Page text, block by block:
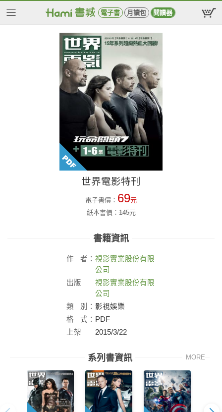
電子書 月讀包 閱讀器
世界電影特刊
電子書價： 69元
紙本書價：145元
書籍資訊
作 者： 視影實業股份有限
公司
出版
視影實業股份有限
公司
類
別： 影視娛樂
格
式： PDF
上架
2015/3/22
系列書資訊 MORE